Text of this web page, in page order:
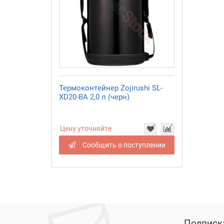
Термоконтейнер Zojirushi SL-
XD20-BA 2,0 л (черн)
Цену уточняйте
Сообщить о поступлении